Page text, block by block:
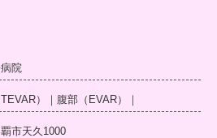
院
TEVAR）｜腹部（EVAR）｜
市天久1000